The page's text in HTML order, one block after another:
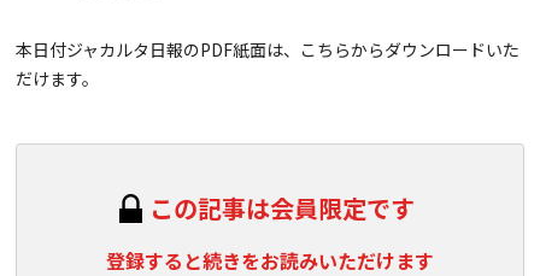
本日付ジャカルタ日報のPDF紙面は、こちらからダウンロードいた
だけます。
この記事は会員限定です
登録すると続きをお読みいただけます